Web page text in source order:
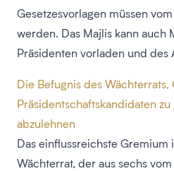
Gesetzesvorlagen müssen
werden. Das Majlis kann auch
Präsidenten vorladen und des
Die Befugnis des Wächterrats,
Präsidentschaftskandidaten
abzulehnen
Das einflussreichste Gremium
Wächterrat, der aus sechs